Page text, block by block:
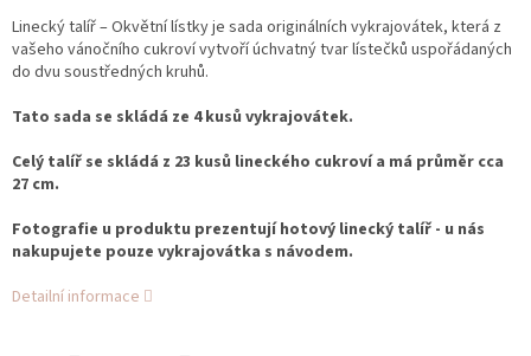
Linecký talíř – Okvětní lístky je sada originálních vykrajovátek, která z
vašeho vánočního cukroví vytvoří úchvatný tvar lístečků uspořádaných
do dvu soustředných kruhů.
Tato sada se skládá ze 4 kusů vykrajovátek.
Celý talíř se skládá z 23 kusů lineckého cukroví a má průměr cca
27 cm.
Fotografie u produktu prezentují hotový linecký talíř - u nás
nakupujete pouze vykrajovátka s návodem.
Detailní informace